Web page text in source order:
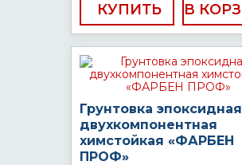
КУПИТЬ
Грунтовка эпоксидная
двухкомпонентная
химстойкая «ФАРБЕН
ПРОФ»